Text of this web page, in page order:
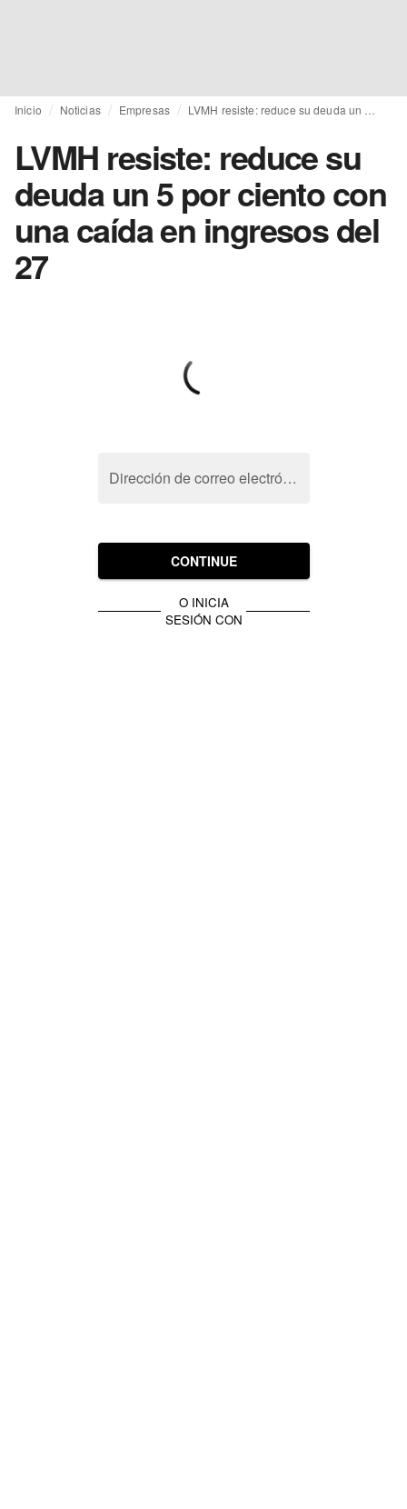
Inicio Noticias Empresas
LVMH resiste: reduce su
deuda un 5 por ciento con
una caída en ingresos del
27
Dirección de correo electrónico
CONTINUE
O INICIA
SESIÓN CON